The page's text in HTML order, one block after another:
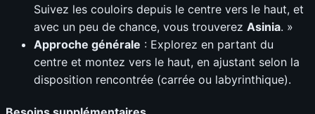
Suivez les couloirs depuis le centre vers le haut, et
avec un peu de chance, vous trouverez Asinia. »
Approche générale : Explorez en partant du
centre et montez vers le haut, en ajustant selon la
disposition rencontrée (carrée ou labyrinthique).